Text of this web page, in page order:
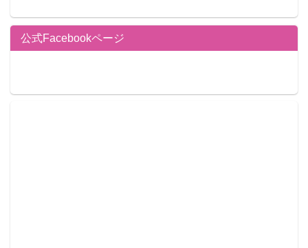
公式Facebookページ